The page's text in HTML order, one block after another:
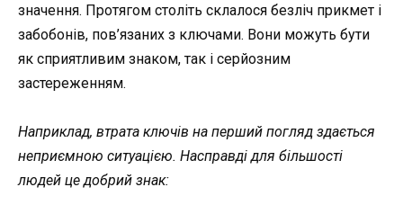
значення. Протягом століть склалося безліч прикмет і
забобонів, пов’язаних з ключами. Вони можуть бути
як сприятливим знаком, так і серйозним
застереженням.
Наприклад, втрата ключів на перший погляд здається
неприємною ситуацією. Насправді для більшості
людей це добрий знак: